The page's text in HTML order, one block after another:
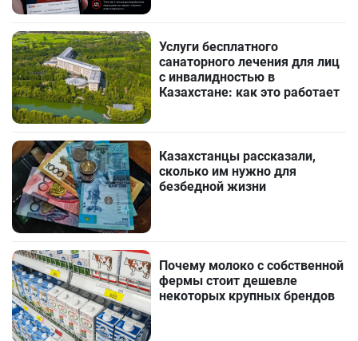
Услуги бесплатного
санаторного лечения для лиц
с инвалидностью в
Казахстане: как это работает
Казахстанцы рассказали,
сколько им нужно для
безбедной жизни
Почему молоко с собственной
фермы стоит дешевле
некоторых крупных брендов